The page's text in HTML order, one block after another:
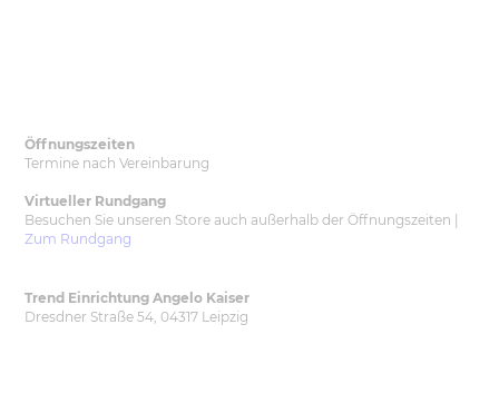
Öffnungszeiten
Termine nach Vereinbarung
Virtueller Rundgang
Besuchen Sie unseren Store auch außerhalb der Öffnungszeiten
Zum Rundgang
Trend Einrichtung Angelo Kaiser
Dresdner Straße 54, 04317 Leipzig